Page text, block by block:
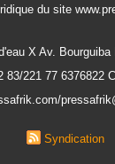
du site
X Av. Bourguiba
83/221 77 6376822
Syndication